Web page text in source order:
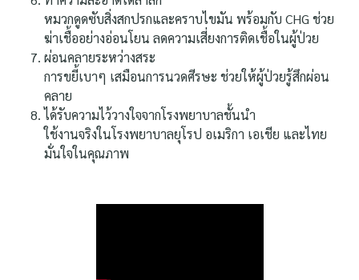
หมวกดูดซับสิ่งสกปรกและคราบไขมัน พร้อมกับ CHG ช่วย
ฆ่าเชื้ออย่างอ่อนโยน ลดความเสี่ยงการติดเชื้อในผู้ป่วย
ผ่อนคลายระหว่างสระ
การขยี้เบาๆ เสมือนการนวดศีรษะ ช่วยให้ผู้ป่วยรู้สึกผ่อน
คลาย
ได้รับความไว้วางใจจากโรงพยาบาลชั้นนำ
ใช้งานจริงในโรงพยาบาลยุโรป อเมริกา เอเชีย และไทย
มั่นใจในคุณภาพ